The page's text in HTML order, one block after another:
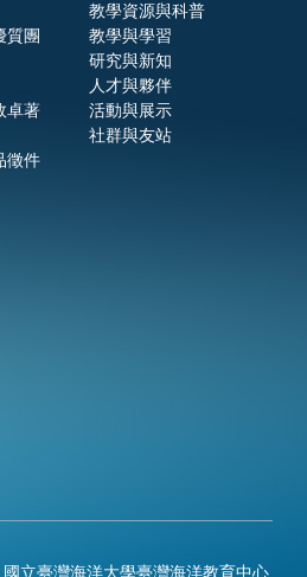
質團
卓著
徵件
教學資源與科普
教學與學習
研究與新知
人才與夥伴
活動與展示
社群與友站
立臺灣海洋大學臺灣海洋教育中心